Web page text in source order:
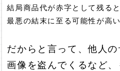
結局商品代が赤字として残ると
最悪の結末に至る可能性が高い
だからと言って、他人の
画像を盗んでくるなど、